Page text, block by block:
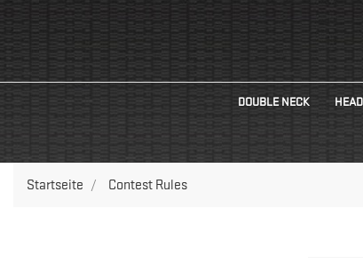
DOUBLE NECK
Startseite Contest Rules